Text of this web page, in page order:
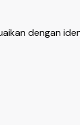
dengan